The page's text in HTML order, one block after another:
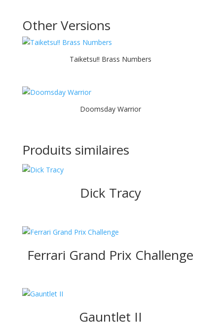
Other Versions
Taiketsu!! Brass Numbers
Doomsday Warrior
Produits similaires
Dick Tracy
Ferrari Grand Prix Challenge
Gauntlet II